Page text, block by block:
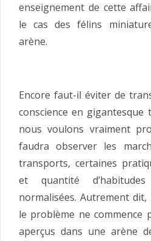
enseignement de cette
le cas des félins
arène.
Encore faut-il éviter de
conscience en gigantesque
nous voulons vraiment
faudra observer les
transports, certaines
et quantité
normalisées. Autrement
le problème ne commence
aperçus dans une arène